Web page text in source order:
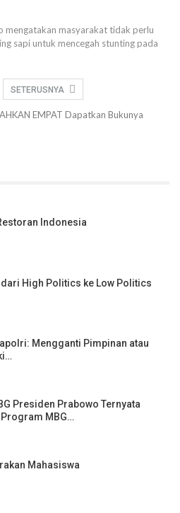
mengatakan masyarakat tidak perlu
sapi untuk mencegah stunting pada
SETERUSNYA
EMPAT Dapatkan Bukunya
Indonesia
High Politics ke Low Politics
Mengganti Pimpinan atau
Presiden Prabowo Ternyata
MBG…
Mahasiswa